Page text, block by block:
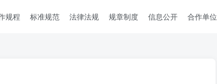
规程 标准规范 法律法规 规章制度 信息公开 合作单位